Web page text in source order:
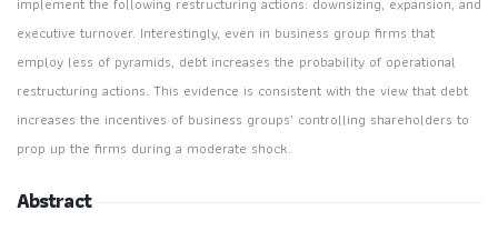
executive turnover. Interestingly, even in business group firms that
employ less of pyramids, debt increases the probability of operational
restructuring actions. This evidence is consistent with the view that debt
increases the incentives of business groups’ controlling shareholders to
prop up the firms during a moderate shock.
Abstract